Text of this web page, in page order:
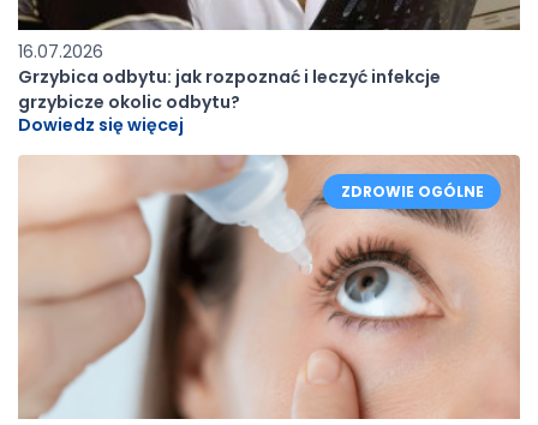
16.07.2026
Grzybica odbytu: jak rozpoznać i leczyć infekcje
grzybicze okolic odbytu?
Dowiedz się więcej
ZDROWIE OGÓLNE